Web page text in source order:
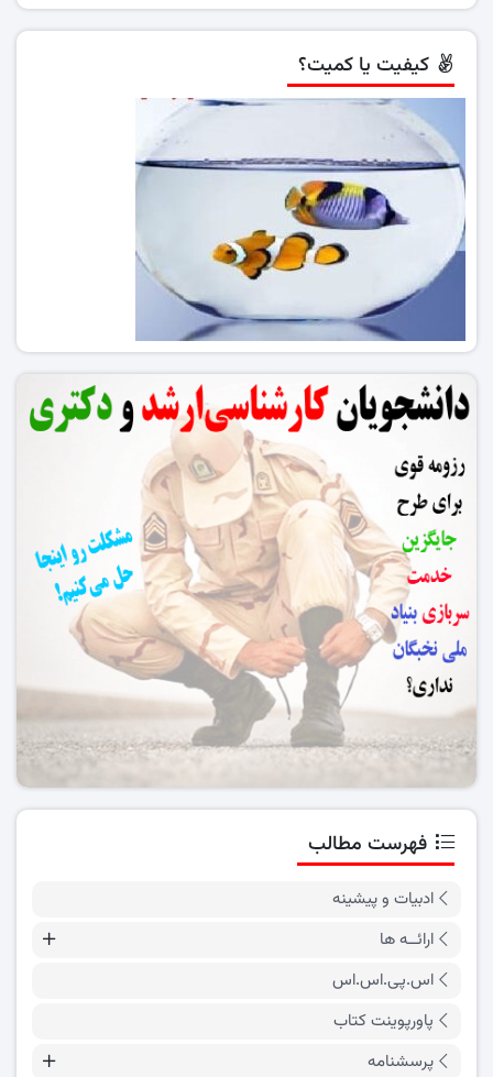
کیفیت یا کمیت؟
فهرست مطالب
ادبیات و پیشینه
ارائــه ها
اس.پی.اس.اس
پاورپوینت کتاب
پرسشنامه